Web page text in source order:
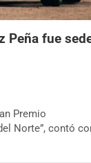
Peña fue
Premio
Norte”, contó